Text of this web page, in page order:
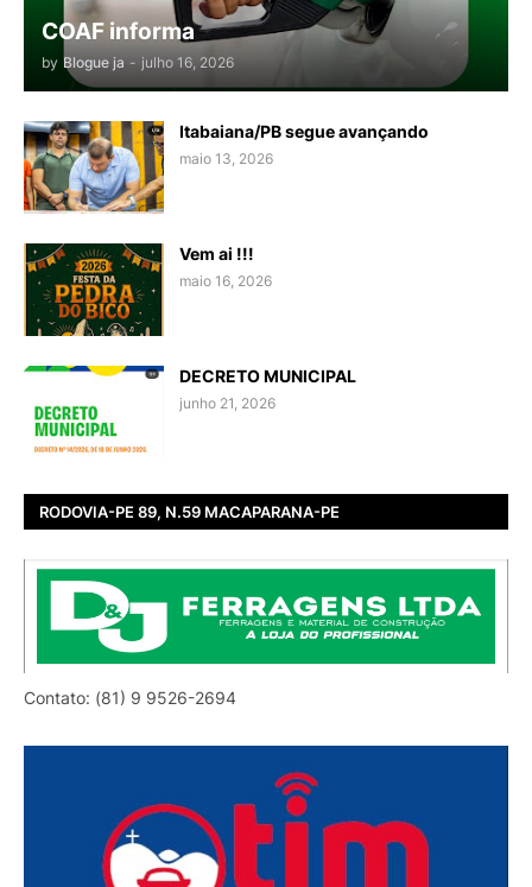
COAF informa
by Blogue ja - julho 16, 2026
Itabaiana/PB segue avançando
maio 13, 2026
Vem ai !!!
maio 16, 2026
DECRETO MUNICIPAL
junho 21, 2026
RODOVIA-PE 89, N.59 MACAPARANA-PE
Contato: (81) 9 9526-2694